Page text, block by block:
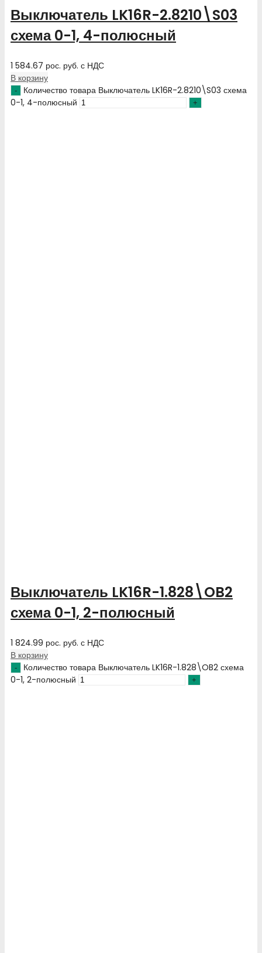
Выключатель LK16R-2.8210\S03
схема 0-1, 4-полюсный
1 584.67 рос. руб. с НДС
В корзину
Количество товара Выключатель LK16R-2.8210\S03 схема
0-1, 4-полюсный
Выключатель LK16R-1.828\OB2
схема 0-1, 2-полюсный
1 824.99 рос. руб. с НДС
В корзину
Количество товара Выключатель LK16R-1.828\OB2 схема
0-1, 2-полюсный